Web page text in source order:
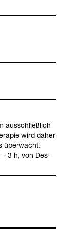
aus­schließ­lich
wird daher
über­wacht.
- 3 h, von Des­